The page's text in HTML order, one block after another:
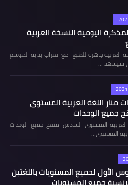
اليومية النسخة العربية
العربية جاهزة للطبع مع اقتراب بداية الموسم
منار اللغة العربية المستوى
جميع الوحدات
المستوى السادس منقح جميع الوحدات
المستوى…
الأول لجميع المستويات باللغتين